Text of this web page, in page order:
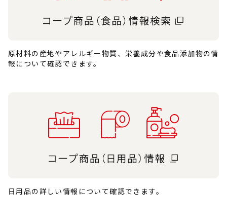
原材料の産地やアレルギー物質、栄養成分や食品添加物の情
報について確認できます。
日用品の詳しい情報について確認できます。